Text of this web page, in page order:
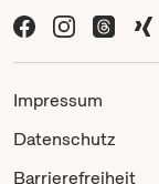
Impressum
Datenschutz
Barrierefreiheit